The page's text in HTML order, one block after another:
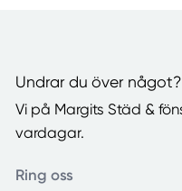
Undrar du över något?
Vi på Margits Städ &
vardagar.
Ring oss